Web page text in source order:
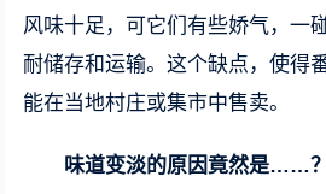
风味十足，可它们有些娇气，一
耐储存和运输。这个缺点，使得
能在当地村庄或集市中售卖。
味道变淡的原因竟然是……？